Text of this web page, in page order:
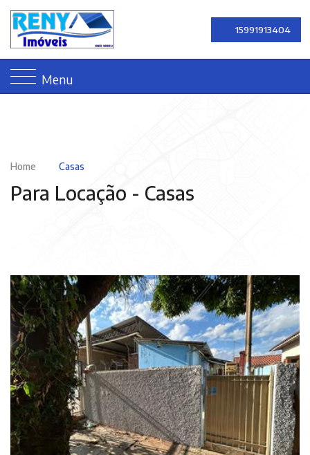
15991913404
Menu
Home Casas
Para Locação - Casas